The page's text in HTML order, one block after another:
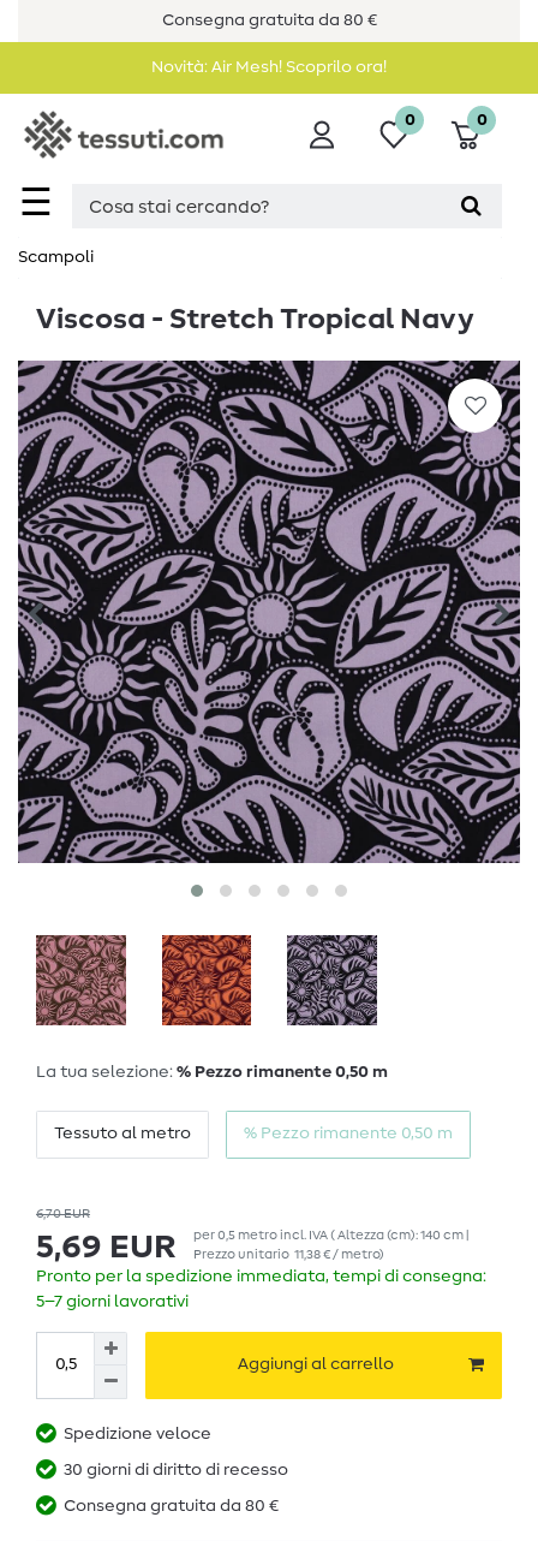
Consegna gratuita da 80 €
Novità: Air Mesh! Scoprilo ora!
☰
0 0
Scampoli
Viscosa - Stretch Tropical Navy
La tua selezione: % Pezzo rimanente 0,50 m
Tessuto al metro % Pezzo rimanente 0,50 m
6,70 EUR
5,69 EUR per0,5 metroincl. IVA( Altezza (cm): 140 cm |
Prezzo unitario 11,38 € / metro)
Pronto per la spedizione immediata, tempi di consegna:
5–7 giorni lavorativi
Aggiungi al carrello
Spedizione veloce
30 giorni di diritto di recesso
Consegna gratuita da 80 €